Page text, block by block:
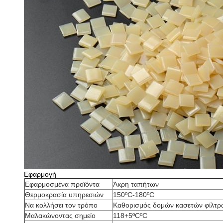
Εφαρμογή
Εφαρμοσμένα προϊόντα
Άκρη ταπήτων
Θερμοκρασία υπηρεσιών
150ºC-180ºC
Να κολλήσει τον τρόπο
Καθορισμός δομών κασετών
Μαλακώνοντας σημείο
118+5ºCºC